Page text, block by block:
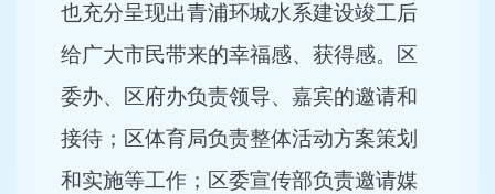
也充分呈现出青浦环城水系建设竣工后
给广大市民带来的幸福感、获得感。区
委办、区府办负责领导、嘉宾的邀请和
接待；区体育局负责整体活动方案策划
和实施等工作；区委宣传部负责邀请媒